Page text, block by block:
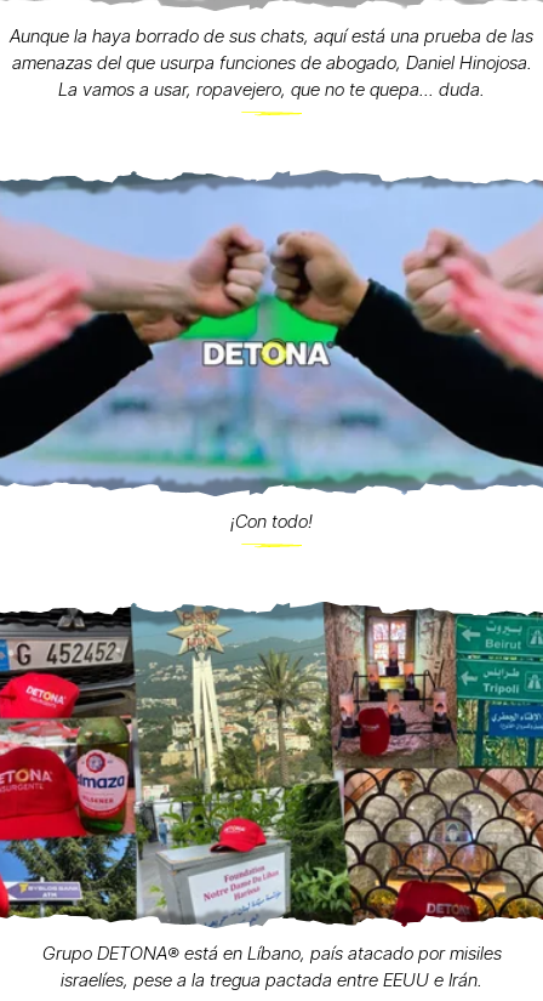
Aunque la haya borrado de sus chats, aquí está una prueba de las
amenazas del que usurpa funciones de abogado, Daniel Hinojosa.
La vamos a usar, ropavejero, que no te quepa... duda.
¡Con todo!
Grupo DETONA®️ está en Líbano, país atacado por misiles
israelíes, pese a la tregua pactada entre EEUU e Irán.